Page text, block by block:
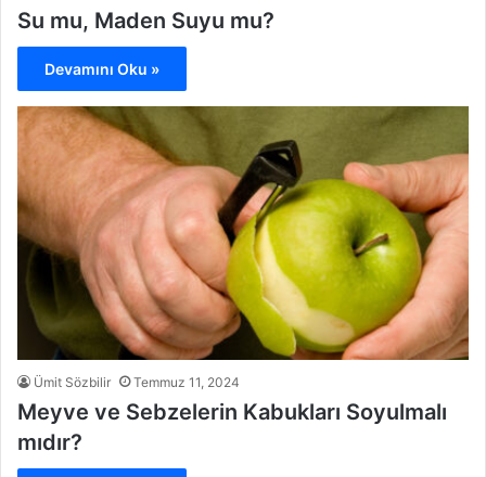
Su mu, Maden Suyu mu?
Devamını Oku »
Ümit Sözbilir Temmuz 11, 2024
Meyve ve Sebzelerin Kabukları Soyulmalı
mıdır?